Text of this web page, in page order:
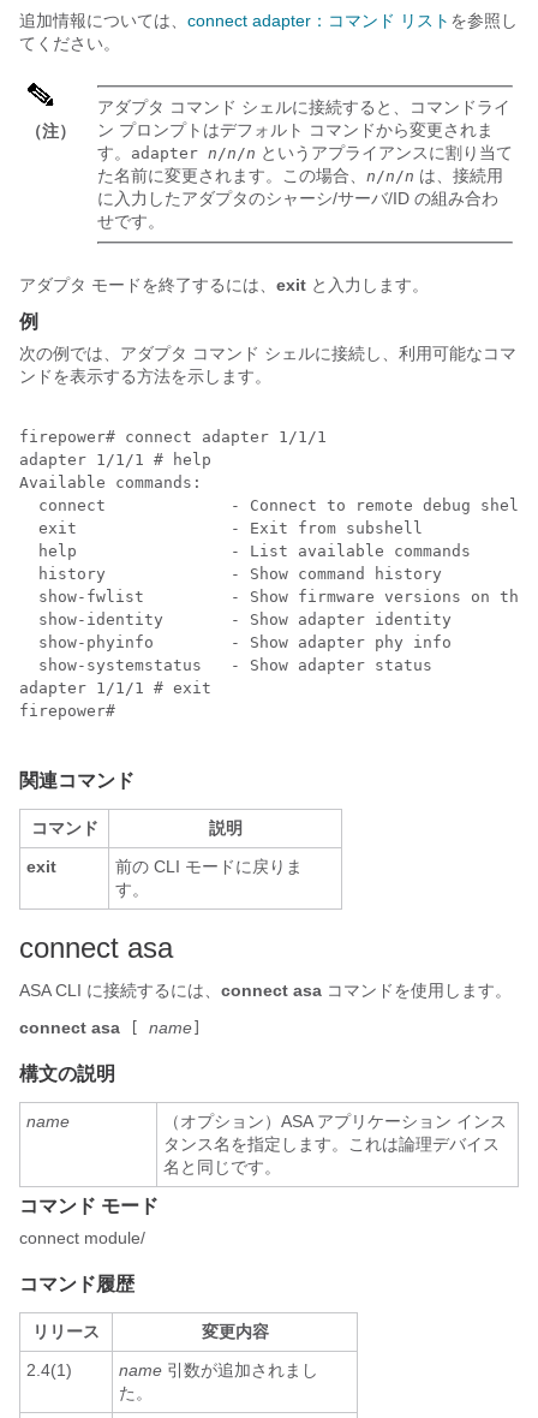
追加情報については、 connect adapter：コマンド リスト を参照し
てください。
（注）
アダプタ コマンド シェルに接続すると、コマンドライ
ン プロンプトはデフォルト コマンドから変更されま
す。 adapter n/n/n というアプライアンスに割り当て
た名前に変更されます。この場合、 n/n/n は、接続用
に入力したアダプタのシャーシ/サーバ/ID の組み合わ
せです。
アダプタ モードを終了するには、 exit と入力します。
例
次の例では、アダプタ コマンド シェルに接続し、利用可能なコマ
ンドを表示する方法を示します。
firepower# connect adapter 1/1/1
adapter 1/1/1 # help
Available commands:
  connect             - Connect to remote debug shell
  exit                - Exit from subshell
  help                - List available commands
  history             - Show command history
show-fwlist         - Show firmware versions on the
  show-identity       - Show adapter identity
  show-phyinfo        - Show adapter phy info
  show-systemstatus   - Show adapter status
adapter 1/1/1 # exit
firepower#
関連コマンド
コマンド
説明
exit
前の CLI モードに戻りま
す。
connect asa
ASA CLI に接続するには、 connect asa コマンドを使用します。
connect asa
name
構文の説明
name
（オプション）ASA アプリケーション インス
タンス名を指定します。これは論理デバイス
名と同じです。
コマンド モード
connect module/
コマンド履歴
リリース
変更内容
2.4(1)
name 引数が追加されまし
た。